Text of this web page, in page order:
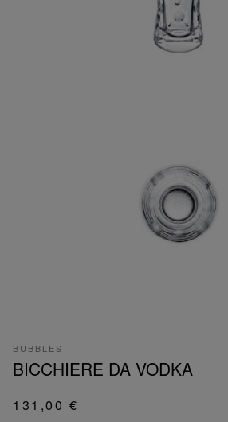
BUBBLES
BICCHIERE DA VODKA
131,00 €